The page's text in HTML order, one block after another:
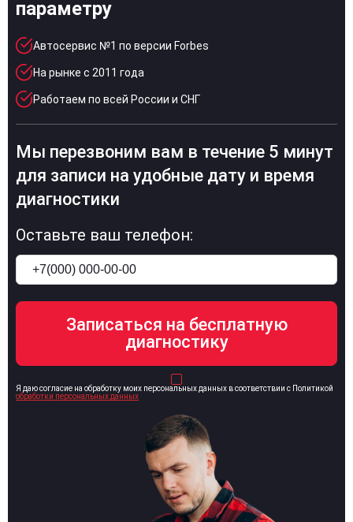
параметру
Автосервис №1 по версии Forbes
На рынке с 2011 года
Работаем по всей России и СНГ
Мы перезвоним вам в течение 5 минут
для записи на удобные дату и время
диагностики
Оставьте ваш телефон:
Я даю согласие на обработку моих персональных данных в соответствии с Политикой
обработки персональных данных